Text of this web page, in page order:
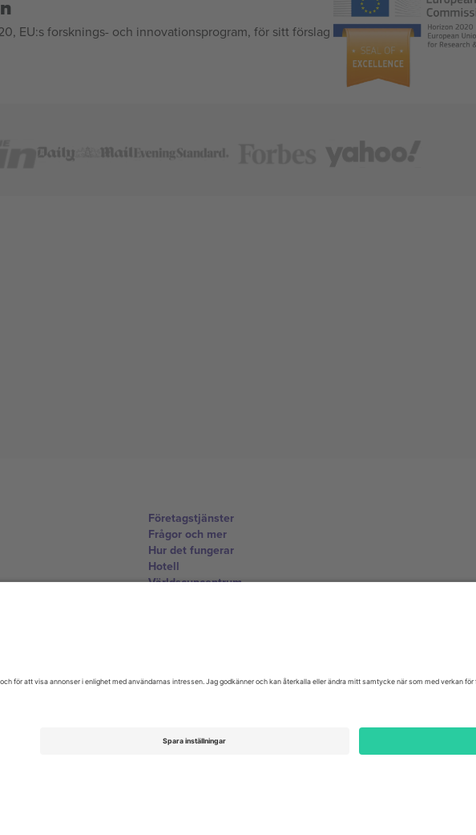
EU:s forsknings- och innovationsprogram, för sitt förslag
Företagstjänster
Frågor och mer
Hur det fungerar
Hotell
Världscupcentrum